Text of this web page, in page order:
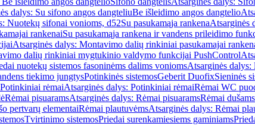
dalys: Su sifono angos dangteliuBe išleidimo angos dangtelio
Nuotekų sifonai vonioms, d52Su pasukamąja rankenaAtsarginės
rankenaiSu pasukamąja rankena ir vandens prileidimo
Atsarginės dalys: Montavimo dalių rinkiniai pasukamajai
dalių rinkiniai mygtukinio valdymo funkcijai PushControl
nuotekų sistemos fasoninėms dalims voniomsAtsarginės dalys:
tiekimo jungtysPotinkinės sistemosGeberit DuofixSieninės
Potinkiniai rėmaiAtsarginės dalys: Potinkiniai rėmaiRėmai WC
Rėmai pisuaramsAtsarginės dalys: Rėmai pisuaramsRėmai
pertvarų elementaiRėmai plautuvėmsAtsarginės dalys: Rėmai
Tvirtinimo sistemosPriedai surenkamiesiems gaminiams